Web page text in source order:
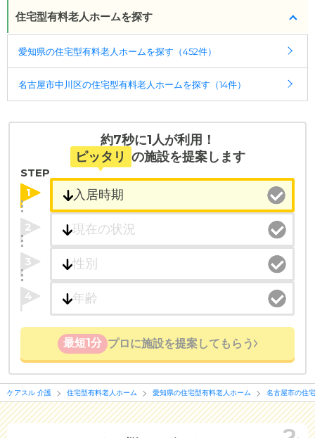
住宅型有料老人ホームを探す
愛知県の住宅型有料老人ホームを探す（452件）
名古屋市中川区の住宅型有料老人ホームを探す（14件）
約7秒に1人が利用！
ピッタリ の施設を提案します
STEP
1
2
3
4
最短1分 プロに施設を提案してもらう
ケアスル 介護 住宅型有料老人ホーム 愛知県の住宅型有料老人ホーム 名古屋市の住